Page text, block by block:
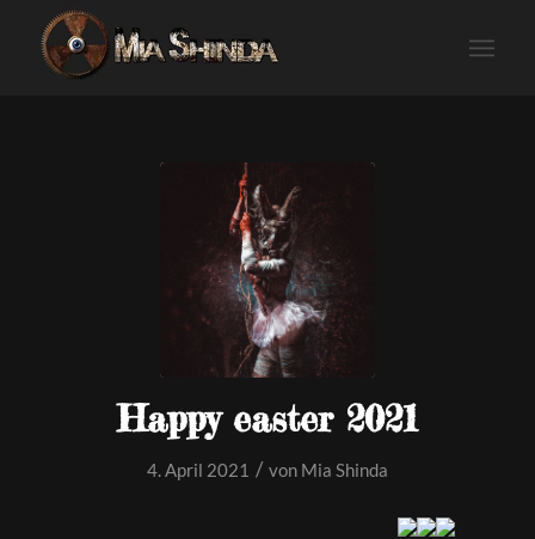
Happy easter 2021
4. April 2021 / von Mia Shinda